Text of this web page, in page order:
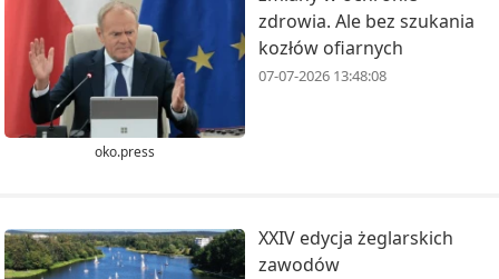
oko.press
zdrowia. Ale bez szukania
kozłów ofiarnych
07-07-2026 13:48:08
XXIV edycja żeglarskich
zawodów